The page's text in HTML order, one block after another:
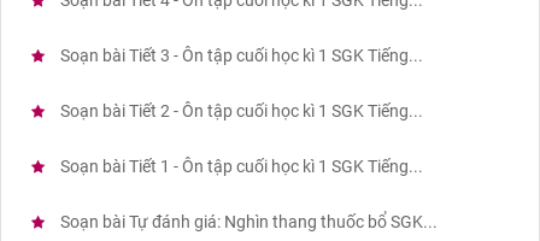
Soạn bài Tiết 3 - Ôn tập cuối học kì 1 SGK Tiếng...
Soạn bài Tiết 2 - Ôn tập cuối học kì 1 SGK Tiếng...
Soạn bài Tiết 1 - Ôn tập cuối học kì 1 SGK Tiếng...
Soạn bài Tự đánh giá: Nghìn thang thuốc bổ SGK...